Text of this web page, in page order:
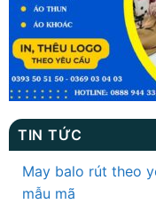
TIN TỨC
May balo rút theo
mẫu mã